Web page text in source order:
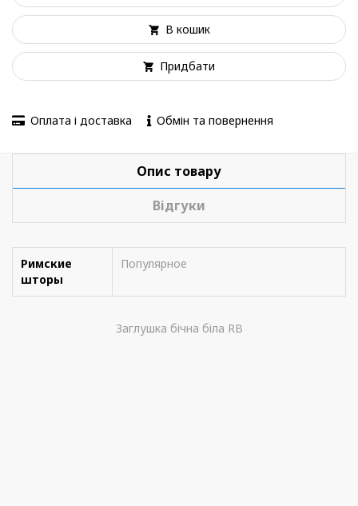
В кошик
Придбати
Оплата і доставка Обмін та повернення
Опис товару
Відгуки
Римские
шторы
Популярное
Заглушка бічна біла RB